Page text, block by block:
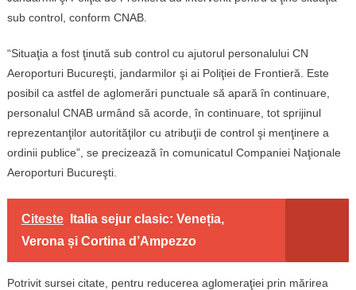
sub control, conform CNAB.
“Situaţia a fost ţinută sub control cu ajutorul personalului CN
Aeroporturi Bucureşti, jandarmilor şi ai Poliţiei de Frontieră. Este
posibil ca astfel de aglomerări punctuale să apară în continuare,
personalul CNAB urmând să acorde, în continuare, tot sprijinul
reprezentanţilor autorităţilor cu atribuţii de control şi menţinere a
ordinii publice”, se precizează în comunicatul Companiei Naţionale
Aeroporturi Bucureşti.
Citeste
Italia sejur clasic: Veneția,
Verona și Cortina d’Ampezzo
Potrivit sursei citate, pentru reducerea aglomeraţiei prin mărirea